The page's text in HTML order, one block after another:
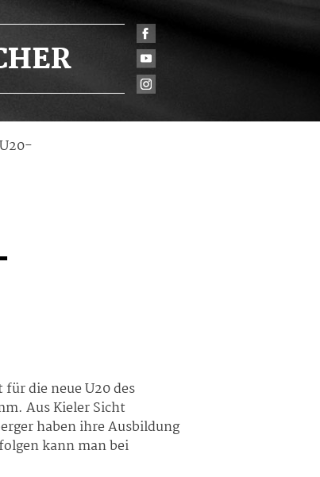
die neue U20 des
Aus Kieler Sicht
haben ihre Ausbildung
kann man bei